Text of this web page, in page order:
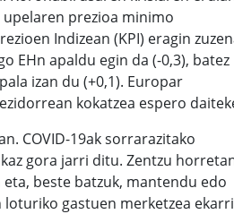
prezioa minimo
Indizean (KPI) eragin
EHn apaldu egin da (-0,3), batez
izan du (+0,1). Europar
kokatzea espero
COVID-19ak sorrarazitako
gora jarri ditu. Zentzu
beste batzuk, mantendu edo
gastuen merketzea ekarri